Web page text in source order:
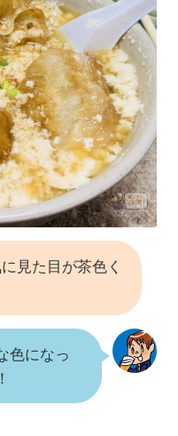
見た目が茶色く
色になっ